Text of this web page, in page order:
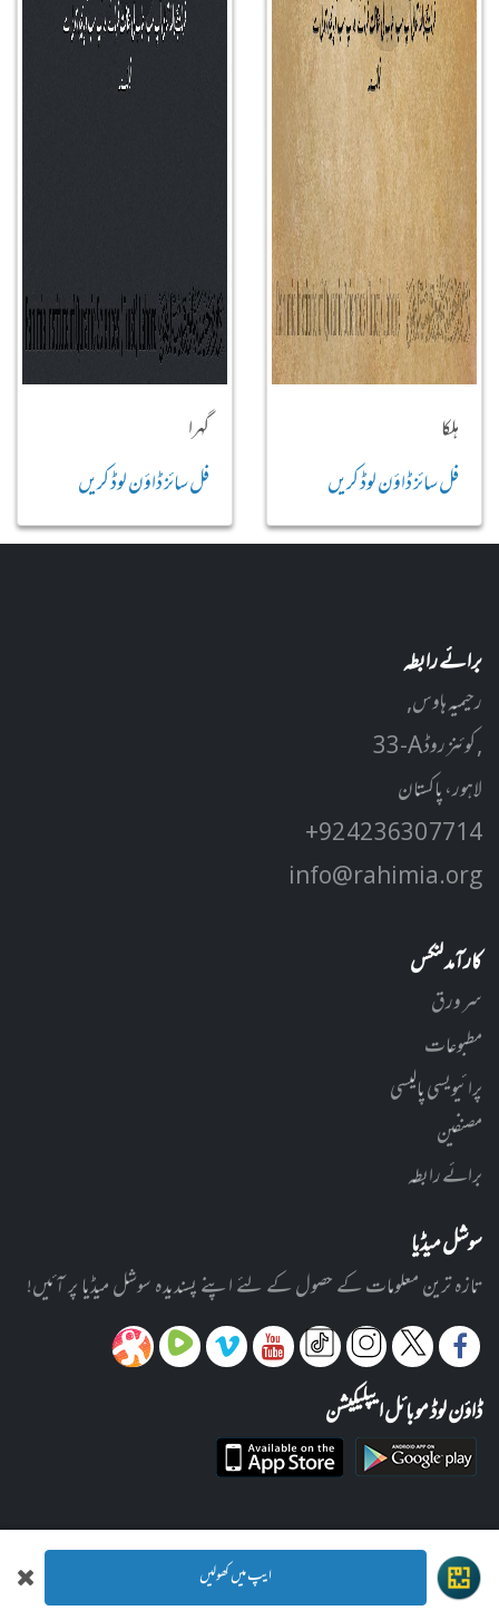
ہلکا
فل سائز ڈاؤن لوڈ کریں
گہرا
فل سائز ڈاؤن لوڈ کریں
برائے رابطہ
رحیمیہ ہاوس,
33-A کوئنز روڈ ,
لاہور، پاکستان
+92 42 3630 7714
info@rahimia.org
کارآمد لنکس
سر ورق
مطبوعات
پرائیویسی پالیسی
مصنفین
برائے رابطہ
سوشل میڈیا
تازہ ترین معلومات کے حصول کے لئے اپنے پسندیدہ سوشل میڈیا پر آئیں!
ڈاؤن لوڈ موبائل ایپلیکیشن
© 2012-2026 ادارہ رحیمیہ علوم قرآنیہ (ٹرسٹ) لاہور ایپ میں کھولیں